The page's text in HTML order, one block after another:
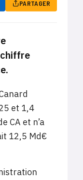
PARTAGER
et 1,4
CA et n’a
12,5 Md€